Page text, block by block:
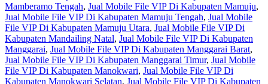
Mamberamo Tengah, Jual Mobile File VIP Di Kabupaten Mamuju,
Jual Mobile File VIP Di Kabupaten Mamuju Tengah, Jual Mobile
File VIP Di Kabupaten Mamuju Utara, Jual Mobile File VIP Di
Kabupaten Mandailing Natal, Jual Mobile File VIP Di Kabupaten
Manggarai, Jual Mobile File VIP Di Kabupaten Manggarai Barat,
Jual Mobile File VIP Di Kabupaten Manggarai Timur, Jual Mobile
File VIP Di Kabupaten Manokwari, Jual Mobile File VIP Di
Kabupaten Manokwari Selatan, Jual Mobile File VIP Di Kabupaten